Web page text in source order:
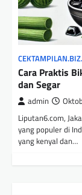
Cara Praktis
dan Segar
admin
Liputan6.com,
yang populer di
yang kenyal dan…